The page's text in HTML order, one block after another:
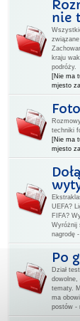
nie
kraju
podróży.
[Nie ma
mjesto
techniki
[Nie ma
mjesto
UEFA?
FIFA?
Wyróżnij
nagrodę
Po
Dział
dowolne,
tematy.
ma
postów -